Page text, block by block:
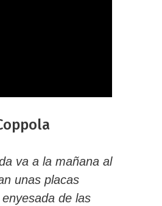
va a la mañana al
unas placas
de las